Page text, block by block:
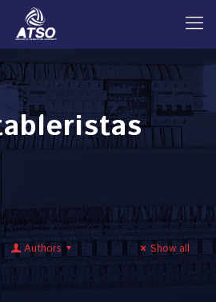
Authors Show all